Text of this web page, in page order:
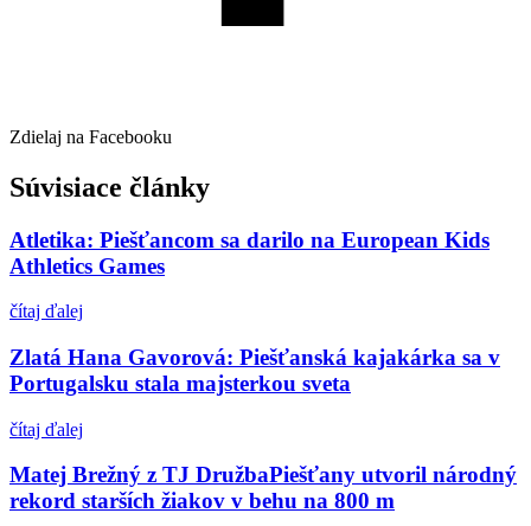
Zdielaj na Facebooku
Súvisiace články
Atletika: Piešťancom sa darilo na European Kids
Athletics Games
čítaj ďalej
Zlatá Hana Gavorová: Piešťanská kajakárka sa v
Portugalsku stala majsterkou sveta
čítaj ďalej
Matej Brežný z TJ DružbaPiešťany utvoril národný
rekord starších žiakov v behu na 800 m